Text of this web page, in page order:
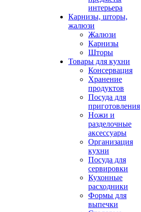
интерьера
Карнизы, шторы,
жалюзи
Жалюзи
Карнизы
Шторы
Товары для кухни
Консервация
Хранение
продуктов
Посуда для
приготовления
Ножи и
разделочные
аксессуары
Организация
кухни
Посуда для
сервировки
Кухонные
расходники
Формы для
выпечки